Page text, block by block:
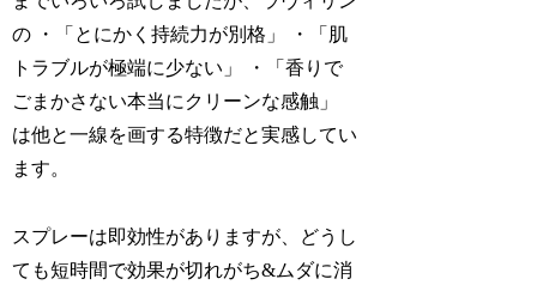
の ・「とにかく持続力が別格」 ・「肌
トラブルが極端に少ない」 ・「香りで
ごまかさない本当にクリーンな感触」
は他と一線を画する特徴だと実感してい
ます。
スプレーは即効性がありますが、どうし
ても短時間で効果が切れがち&ムダに消